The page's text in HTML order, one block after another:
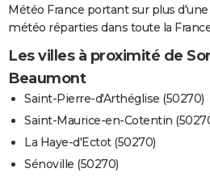
Météo France portant sur plus
météo réparties dans toute la
Les villes à proximité de
Beaumont
Saint-Pierre-d'Arthéglise (50270)
Saint-Maurice-en-Cotentin
La Haye-d'Ectot (50270)
Sénoville (50270)